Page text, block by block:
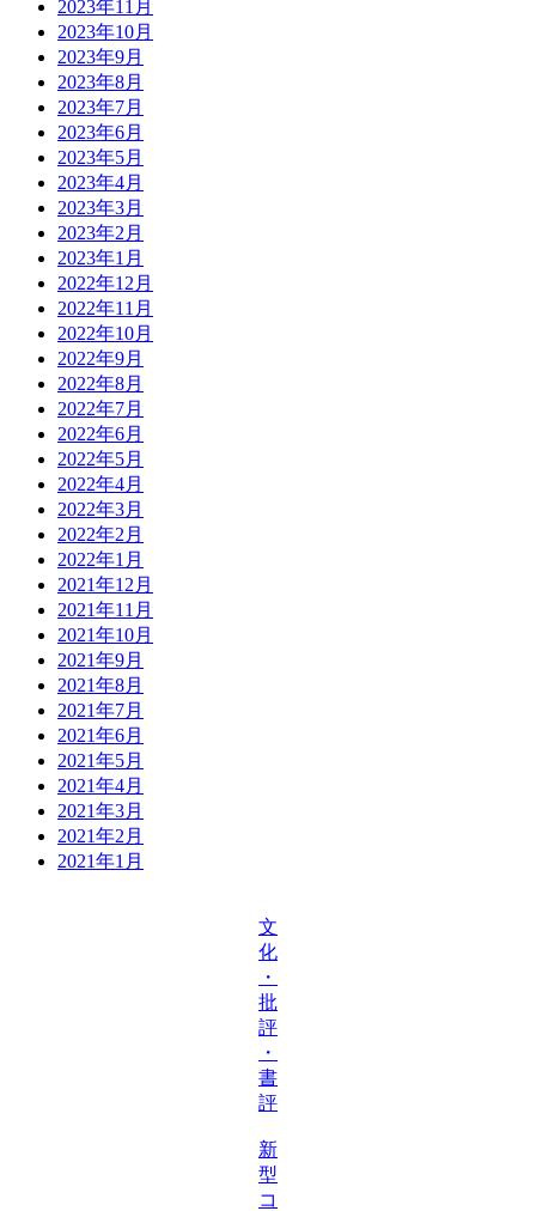
2023年11月
2023年10月
2023年9月
2023年8月
2023年7月
2023年6月
2023年5月
2023年4月
2023年3月
2023年2月
2023年1月
2022年12月
2022年11月
2022年10月
2022年9月
2022年8月
2022年7月
2022年6月
2022年5月
2022年4月
2022年3月
2022年2月
2022年1月
2021年12月
2021年11月
2021年10月
2021年9月
2021年8月
2021年7月
2021年6月
2021年5月
2021年4月
2021年3月
2021年2月
2021年1月
文
化
・
批
評
・
書
評
新
型
コ